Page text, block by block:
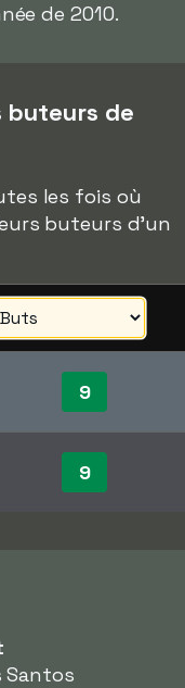
de 2010.
buteurs de
les fois où
buteurs d'un
9
9
Santos